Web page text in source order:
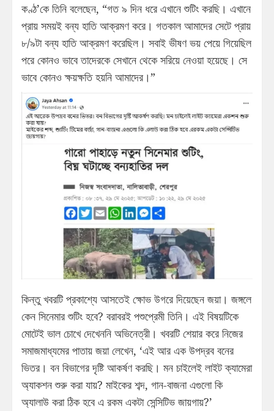
কণ্ঠ’কে তিনি বলেছেন, “গত ৯ দিন ধরে এখানে শুটিং করছি। এখানে
প্রায় সময়ই বন্য হাতি আক্রমণ করে। গতকাল আমাদের সেটে প্রায়
৮/৯টা বন্য হাতি আক্রমণ করেছিল। সবাই ভীষণ ভয় পেয়ে গিয়েছিল
পরে কোনও ভাবে তাদেরকে সেখানে থেকে সরিয়ে নেওয়া হয়েছে। সে
ভাবে কোনও ক্ষয়ক্ষতি হয়নি আমাদের।”
কিন্তু খবরটি প্রকাশ্যে আসতেই ক্ষোভ উগরে দিয়েছেন জয়া। জঙ্গলে
কেন সিনেমার শুটিং হবে? বরাবরই পশুপ্রেমী তিনি। এই বিষয়টিকে
মোটেই ভাল চোখে দেখেননি অভিনেত্রী। খবরটি শেয়ার করে নিজের
সমাজমাধ্যমের পাতায় জয়া লেখেন, ‘এই আর এক উপদ্রব বনের
ভিতর। বন বিভাগের দৃষ্টি আকর্ষণ করছি। মন চাইলেই লাইট ক্যামেরা
অ্যাকশন শুরু করা যায়? মাইকের শব্দ, গান-বাজনা এগুলো কি
অ্যালাউ করা ঠিক হবে এ রকম একটা সেন্সিটিভ জায়গায়?’